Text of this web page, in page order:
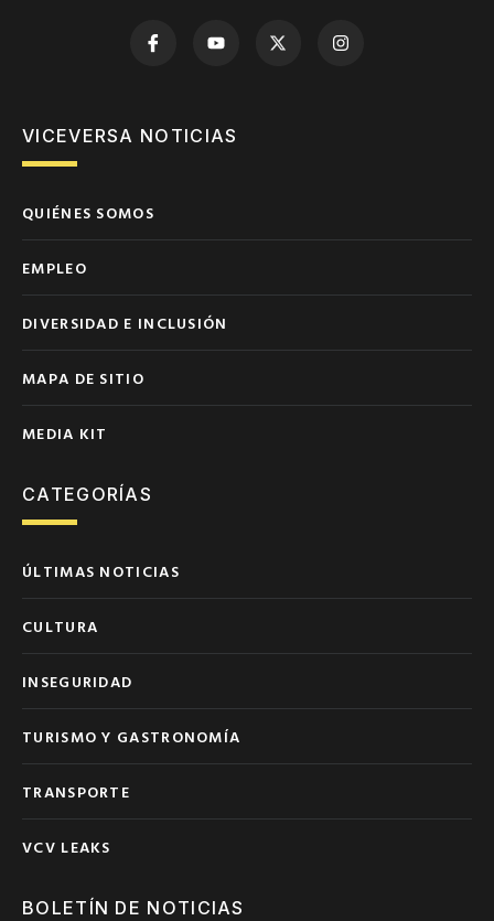
VICEVERSA NOTICIAS
QUIÉNES SOMOS
EMPLEO
DIVERSIDAD E INCLUSIÓN
MAPA DE SITIO
MEDIA KIT
CATEGORÍAS
ÚLTIMAS NOTICIAS
CULTURA
INSEGURIDAD
TURISMO Y GASTRONOMÍA
TRANSPORTE
VCV LEAKS
BOLETÍN DE NOTICIAS